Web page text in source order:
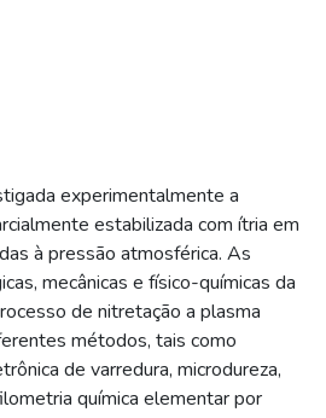
experimentalmente a
estabilizada com ítria em
à pressão atmosférica. As
mecânicas e físico-químicas da
de nitretação a plasma
métodos, tais como
de varredura, microdureza,
química elementar por